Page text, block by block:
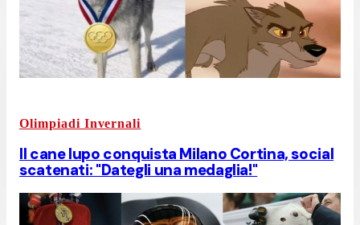
Olimpiadi Invernali
Il cane lupo conquista Milano Cortina, social
scatenati: "Dategli una medaglia!"